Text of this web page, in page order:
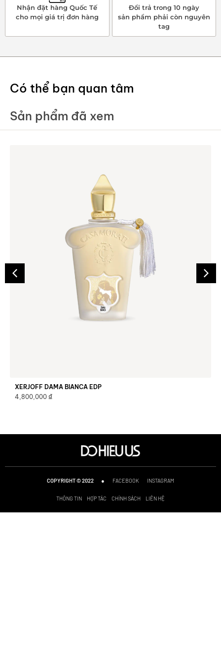
Nhận đặt hàng Quốc Tế
cho mọi giá trị đơn hàng
Đổi trả trong 10 ngày
sản phẩm phải còn nguyên
tag
Có thể bạn quan tâm
Sản phẩm đã xem
XERJOFF DAMA BIANCA EDP
4,800,000 ₫
COPYRIGHT © 2022 ● FACEBOOK INSTAGRAM
THÔNG TIN HỢP TÁC CHÍNH SÁCH LIÊN HỆ